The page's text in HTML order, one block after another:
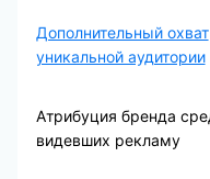
Дополнительный охват
уникальной аудитории
Атрибуция бренда
видевших рекламу